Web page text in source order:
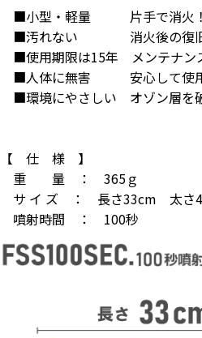
■小型・軽量 片手で消火！
■汚れない 消火後の復旧
■使用期限は15年 メンテナン
■人体に無害 安心して使用
■環境にやさしい オゾン層を
【 仕 様 】
重 量 ： 365ｇ
サ イ ズ ： 長さ33cm 太さ
噴射時間 ： 100秒